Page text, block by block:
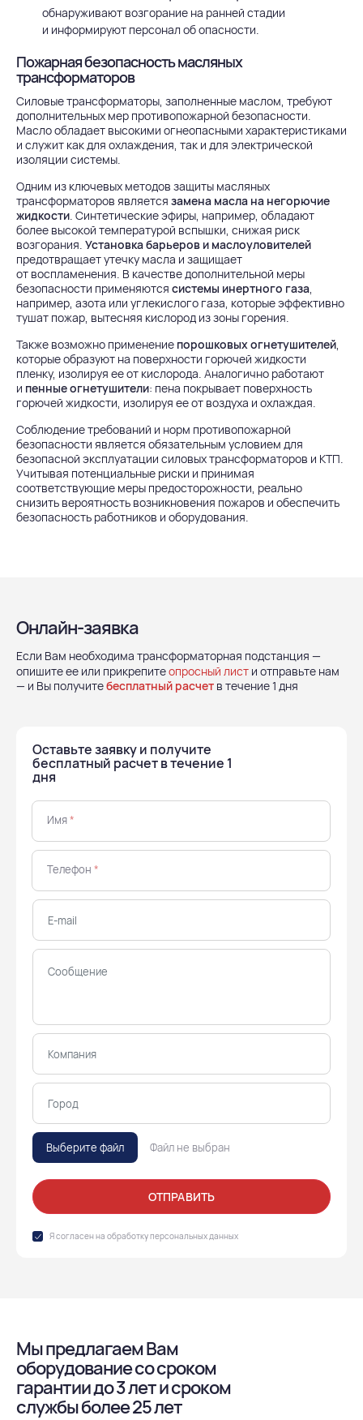
обнаруживают возгорание на ранней стадии
и информируют персонал об опасности.
Пожарная безопасность масляных
трансформаторов
Силовые трансформаторы, заполненные маслом, требуют
дополнительных мер противопожарной безопасности.
Масло обладает высокими огнеопасными характеристиками
и служит как для охлаждения, так и для электрической
изоляции системы.
Одним из ключевых методов защиты масляных
трансформаторов является замена масла на негорючие
жидкости. Синтетические эфиры, например, обладают
более высокой температурой вспышки, снижая риск
возгорания. Установка барьеров и маслоуловителей
предотвращает утечку масла и защищает
от воспламенения. В качестве дополнительной меры
безопасности применяются системы инертного газа,
например, азота или углекислого газа, которые эффективно
тушат пожар, вытесняя кислород из зоны горения.
Также возможно применение порошковых огнетушителей,
которые образуют на поверхности горючей жидкости
пленку, изолируя ее от кислорода. Аналогично работают
и пенные огнетушители: пена покрывает поверхность
горючей жидкости, изолируя ее от воздуха и охлаждая.
Соблюдение требований и норм противопожарной
безопасности является обязательным условием для
безопасной эксплуатации силовых трансформаторов и КТП.
Учитывая потенциальные риски и принимая
соответствующие меры предосторожности, реально
снизить вероятность возникновения пожаров и обеспечить
безопасность работников и оборудования.
Онлайн-заявка
Если Вам необходима трансформаторная подстанция —
опишите ее или прикрепитеопросный лист и отправьте нам
— и Вы получитебесплатный расчет в течение 1 дня
Оставьте заявку и получите
бесплатный расчет в течение 1
дня
Имя*
Телефон *
Выберите файл Файл не выбран
ОТПРАВИТЬ
Я согласен на обработкуперсональных данных
Мы предлагаем Вам
оборудование со сроком
гарантии до 3 лет и сроком
службы более 25 лет